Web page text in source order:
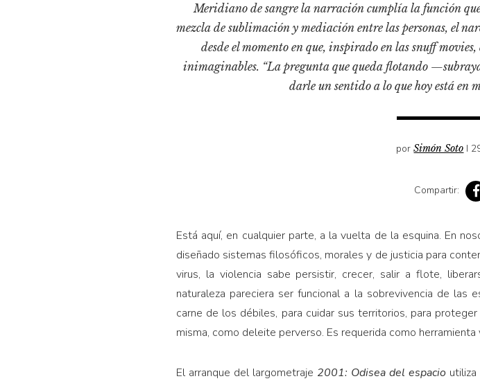
Meridiano de sangre la narración cumplía la función
mezcla de sublimación y mediación entre las personas, el
desde el momento en que, inspirado en las snuff
inimaginables. “La pregunta que queda flotando
darle un sentido a lo que hoy está en
porSimón Soto I
Compartir:
Está aquí, en cualquier parte, a la vuelta de la esquina. En
diseñado sistemas filosóficos, morales y de justicia para
virus, la violencia sabe persistir, crecer, salir a flote,
naturaleza pareciera ser funcional a la sobrevivencia de las
carne de los débiles, para cuidar sus territorios, para
misma, como deleite perverso. Es requerida como herramienta
El arranque del largometraje 2001: Odisea del espacio